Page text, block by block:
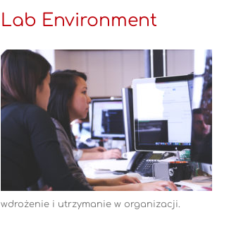
Lab Environment
wdrożenie i utrzymanie w organizacji.